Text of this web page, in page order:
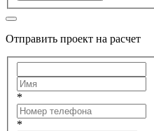
Отправить проект на расчет
*
*